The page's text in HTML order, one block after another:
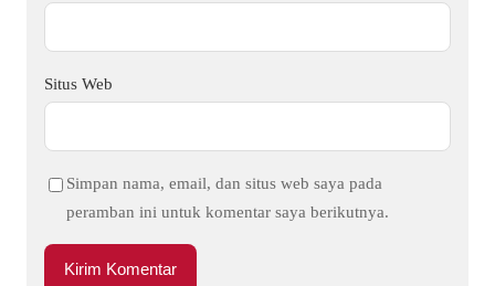
Situs Web
Simpan nama, email, dan situs web saya pada
peramban ini untuk komentar saya berikutnya.